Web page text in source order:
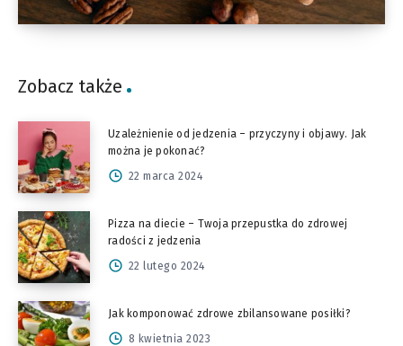
Zobacz także
Uzależnienie od jedzenia – przyczyny i objawy. Jak
można je pokonać?
22 marca 2024
Pizza na diecie – Twoja przepustka do zdrowej
radości z jedzenia
22 lutego 2024
Jak komponować zdrowe zbilansowane posiłki?
8 kwietnia 2023